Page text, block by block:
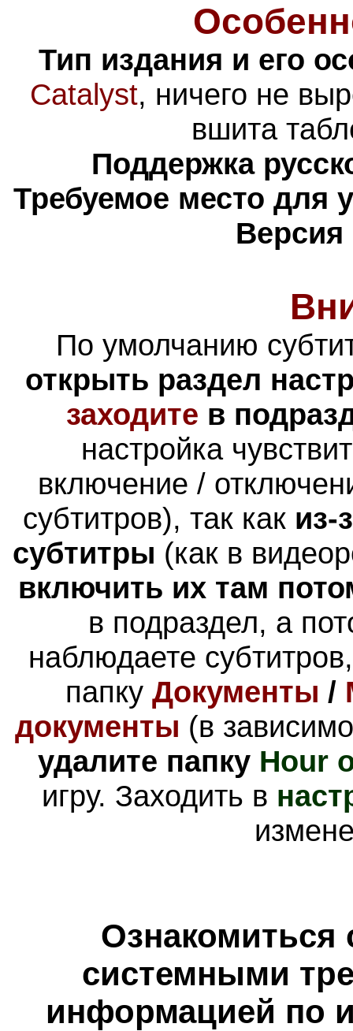
Тип издания и его
Catalyst, ничего не
вшита
Поддержка
Требуемое место для
По умолчанию
открыть раздел
заходите в
настройка
включение /
субтитров), так как из-
субтитры (как в
включить их там
в подраздел, а
наблюдаете
папку Документы /
документы (в
удалите папку Hour
игру. Заходить в
Ознакомиться
системными
информацией по